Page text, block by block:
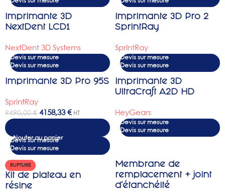
Imprimante 3D
NextDent LCD1
NextDent 3D Systems
Devis sur mesure
Imprimante 3D Pro 2
SprintRay
SprintRay
Devis sur mesure
-56%
Imprimante 3D Pro 95S
SprintRay
9490,00€ 4158,33 € HT
Devis sur mesure
Imprimante 3D
UltraCraft A2D HD
HeyGears
Devis sur mesure
RUPTURE
Kit de plateau en
résine
Membrane de
remplacement + joint
d’étanchéité